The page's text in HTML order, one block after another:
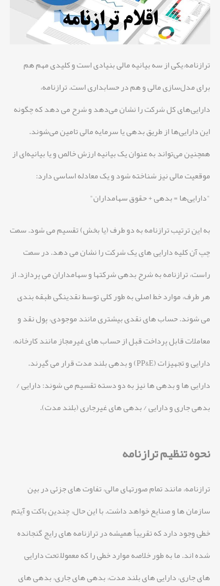
ترازنامه،یکی از سه بیانیه مالی بنیادی است و کلیدی مهم هم
برای مدل‌سازی مالی و هم در حسابداری است. ترازنامه،
دارایی‌های کل شرکت را نشان می‌دهد و شرح می دهد که چگونه
این دارایی‌ها از طریق بدهی یا سرمایه مالی تامین می‌شوند.
همچنین می‌تواند به عنوان یک بیانیه ارزش خالص و یا بیانیه‌ای از
موقعیت مالی نیز شناخته شود و یک معادله اساسی دارد:
"دارایی‌ها = بدهی + حقوق سهامداران"
به این ترتیب ترازنامه به دو طرف (یا بخش) تقسیم می شود. سمت
چپ آن کلیه دارایی های یک شرکت را نشان می دهد. در سمت
راست، ترازنامه به شرح بدهی شرکتها و سهامداران می پردازد. از
هر طرف، موارد خط اصلی به طور کلی توسط نقدینگی طبقه بندی
می شوند. حساب های نقدی بیشتری مانند موجودی، پول نقد و
معاملات قابل پرداخت قبل از حساب های غیرمجاز مانند کارخانه،
دارایی و تجهیزات (PP&E) و بدهی بلند مدت قرار می گیرند.
دارایی ها و بدهی ها نیز به دو دسته تقسیم می شوند: دارایی /
بدهی جاری و دارایی / بدهی های غیرجاری (بلند مدت).
نحوه تنظیم ترازنامه
ترازنامه، مانند تمام صورتهای مالی، تفاوت های جزئی در بین
سازمان ها و صنایع خواهد داشت. با این حال، چندین باکت و آیتم
خطی وجود دارد که تقریباً همیشه در ترازنامه های رایج گنجانده
شده اند. ما به طور خلاصه موارد خطی را که معمولاً تحت دارایی
های جاری، دارایی های بلند مدت، بدهی های جاری، بدهی های